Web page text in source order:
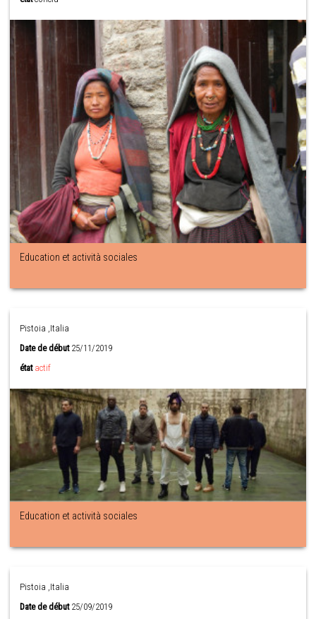
Education et actività sociales
Pistoia ,Italia
Date de début25/11/2019
état actif
Education et actività sociales
Pistoia ,Italia
Date de début25/09/2019